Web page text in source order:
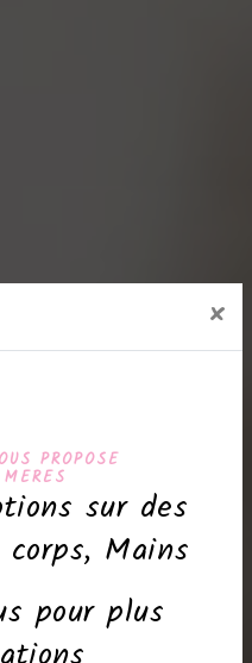
×
PROPOSE
sur des
Mains
pour plus